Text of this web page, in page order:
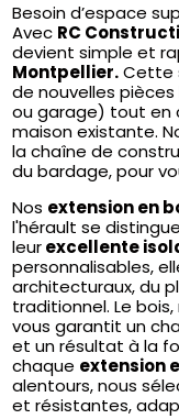
Besoin d’espace
Avec RC
devient simple et
Montpellier.Cette
de nouvelles
ou garage) tout en
maison existante.
la chaîne de
du bardage, pour
Nos extension en
l'hérault se
leurexcellente
personnalisables,
architecturaux, du
traditionnel. Le
vous garantit un
et un résultat à la
chaque extension
alentours, nous
et résistantes,